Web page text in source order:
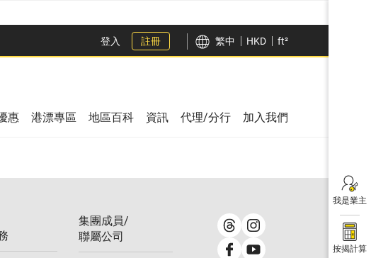
登入 註冊 繁中 HKD ft²
我是業主
按揭計算
惠 港漂專區 地區百科 資訊 代理/分行 加入我們
集團成員/
聯屬公司